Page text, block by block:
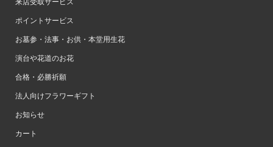
来店受取サービス
ポイントサービス
お墓参・法事・お供・本堂用生花
演台や花道のお花
合格・必勝祈願
法人向けフラワーギフト
お知らせ
カート